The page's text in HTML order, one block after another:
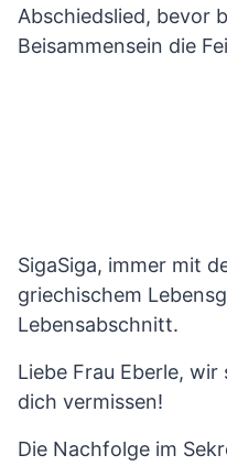
Abschiedslied, bevor
Beisammensein die
SigaSiga, immer mit
griechischem
Lebensabschnitt.
Liebe Frau Eberle,
dich vermissen!
Die Nachfolge im